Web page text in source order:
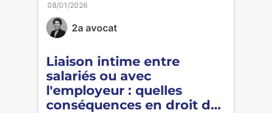
2a avocat
Liaison intime entre
salariés ou avec
l'employeur : quelles
conséquences en droit du
08/01/2026